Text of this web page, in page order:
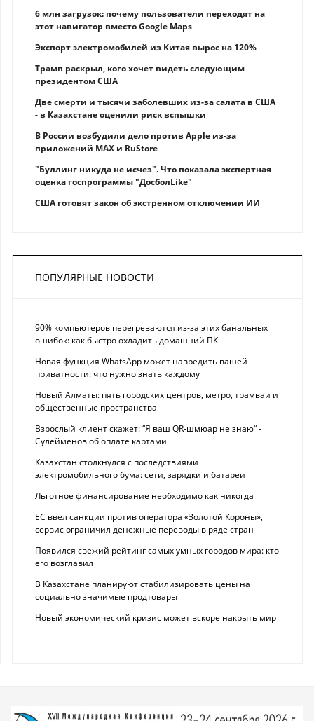
6 млн загрузок: почему пользователи переходят на
этот навигатор вместо Google Maps
Экспорт электромобилей из Китая вырос на 120%
Трамп раскрыл, кого хочет видеть следующим
президентом США
Две смерти и тысячи заболевших из-за салата в США
- в Казахстане оценили риск вспышки
В России возбудили дело против Apple из-за
приложений MAX и RuStore
"Буллинг никуда не исчез". Что показала экспертная
оценка госпрограммы "ДосболLike"
США готовят закон об экстренном отключении ИИ
ПОПУЛЯРНЫЕ НОВОСТИ
90% компьютеров перегреваются из-за этих банальных
ошибок: как быстро охладить домашний ПК
Новая функция WhatsApp может навредить вашей
приватности: что нужно знать каждому
Новый Алматы: пять городских центров, метро, трамваи и
общественные пространства
Взрослый клиент скажет: “Я ваш QR-шмюар не знаю“ -
Сулейменов об оплате картами
Казахстан столкнулся с последствиями
электромобильного бума: сети, зарядки и батареи
Льготное финансирование необходимо как никогда
ЕС ввел санкции против оператора «Золотой Короны»,
сервис ограничил денежные переводы в ряде стран
Появился свежий рейтинг самых умных городов мира: кто
его возглавил
В Казахстане планируют стабилизировать цены на
социально значимые продтовары
Новый экономический кризис может вскоре накрыть мир